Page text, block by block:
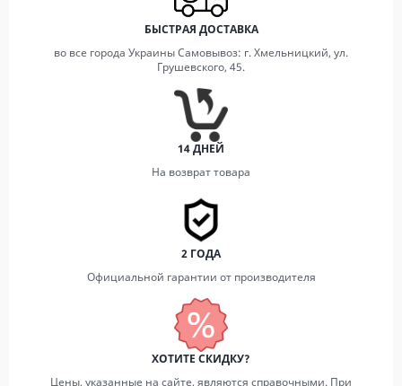
БЫСТРАЯ ДОСТАВКА
во все города Украины Самовывоз: г. Хмельницкий, ул.
Грушевского, 45.
14 ДНЕЙ
На возврат товара
2 ГОДА
Официальной гарантии от производителя
ХОТИТЕ СКИДКУ?
Цены, указанные на сайте, являются справочными. При